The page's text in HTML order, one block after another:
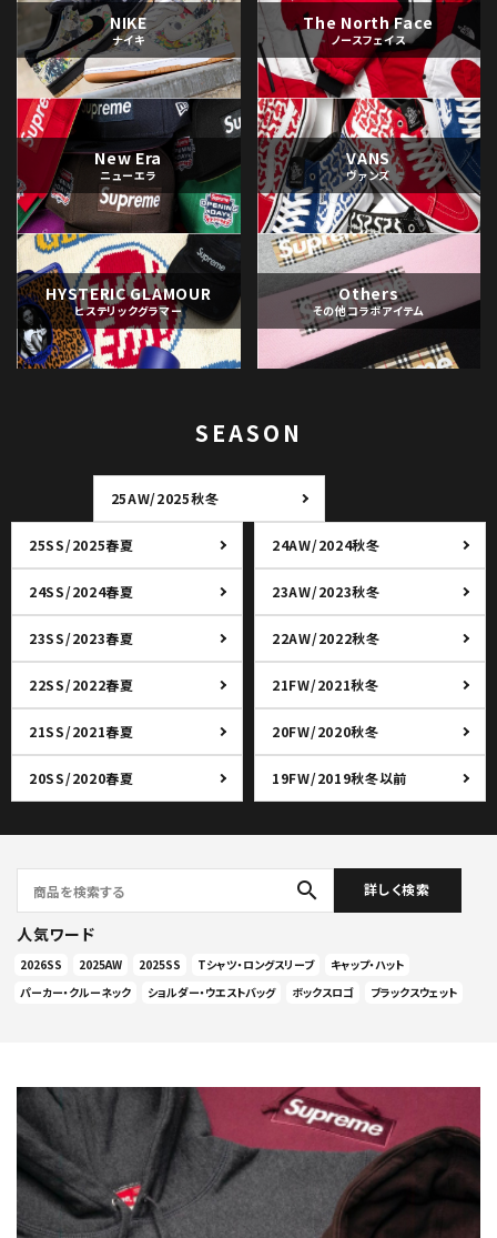
NIKE
ナイキ
The North Face
ノースフェイス
New Era
ニューエラ
VANS
ヴァンズ
HYSTERIC GLAMOUR
ヒステリックグラマー
Others
その他コラボアイテム
SEASON
25AW/2025秋冬
25SS/2025春夏 24AW/2024秋冬
24SS/2024春夏 23AW/2023秋冬
23SS/2023春夏 22AW/2022秋冬
22SS/2022春夏 21FW/2021秋冬
21SS/2021春夏 20FW/2020秋冬
20SS/2020春夏 19FW/2019秋冬以前
search 詳しく検索
人気ワード
2026SS 2025AW 2025SS Tシャツ・ロングスリーブ
キャップ・ハット
パーカー・クルーネック
ショルダー・ウエストバッグ ボックスロゴ ブラックスウェット